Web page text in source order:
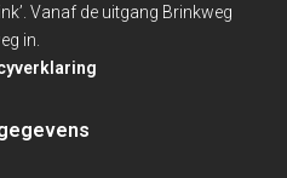
Vanaf de uitgang Brinkweg
in.